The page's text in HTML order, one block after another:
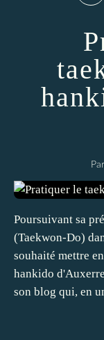
Poursuivant sa
(Taekwon-Do)
souhaité mettre
hankido
son blog qui, en